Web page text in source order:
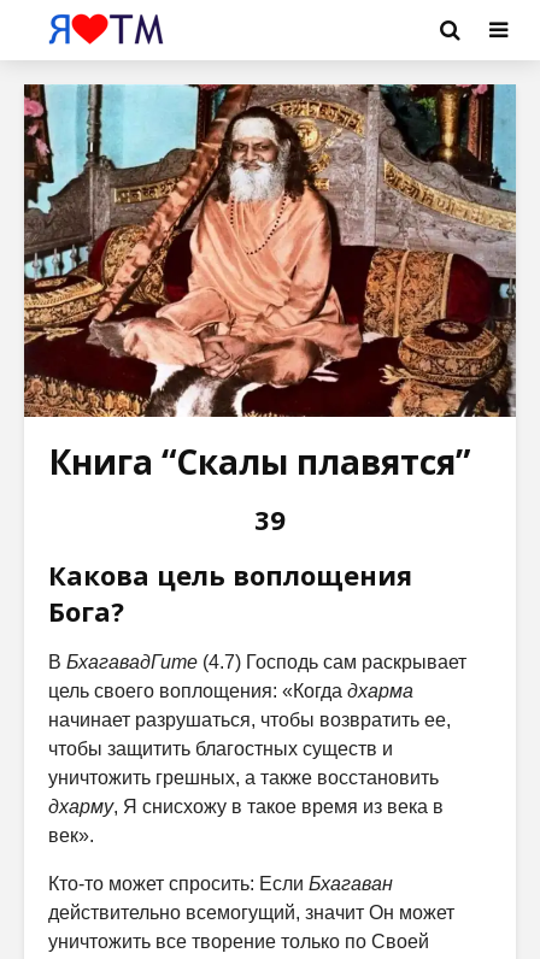
Книга “Скалы плавятся”
39
Какова цель воплощения
Бога?
В БхагавадГите (4.7) Господь сам раскрывает
цель своего воплощения: «Когда дхарма
начинает разрушаться, чтобы возвратить ее,
чтобы защитить благостных существ и
уничтожить грешных, а также восстановить
дхарму, Я снисхожу в такое время из века в
век».
Кто-то может спросить: Если Бхагаван
действительно всемогущий, значит Он может
уничтожить все творение только по Своей